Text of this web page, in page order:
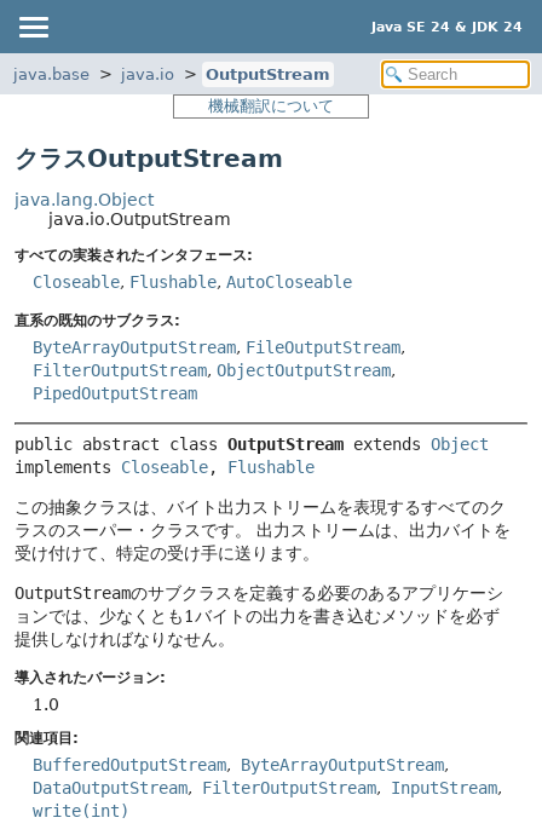
Java SE 24 & JDK 24
java.base java.io
OutputStream
機械翻訳について
クラスOutputStream
java.lang.Object
java.io.OutputStream
すべての実装されたインタフェース:
Closeable, Flushable, AutoCloseable
直系の既知のサブクラス:
ByteArrayOutputStream, FileOutputStream,
FilterOutputStream, ObjectOutputStream,
PipedOutputStream
public abstract class OutputStream extends Object
implements Closeable, Flushable
この抽象クラスは、バイト出力ストリームを表現するすべてのク
ラスのスーパー・クラスです。
出力ストリームは、出力バイトを
受け付けて、特定の受け手に送ります。
OutputStreamのサブクラスを定義する必要のあるアプリケーシ
ョンでは、少なくとも1バイトの出力を書き込むメソッドを必ず
提供しなければなりなせん。
導入されたバージョン:
1.0
関連項目:
BufferedOutputStream
ByteArrayOutputStream
DataOutputStream
FilterOutputStream
InputStream
write(int)